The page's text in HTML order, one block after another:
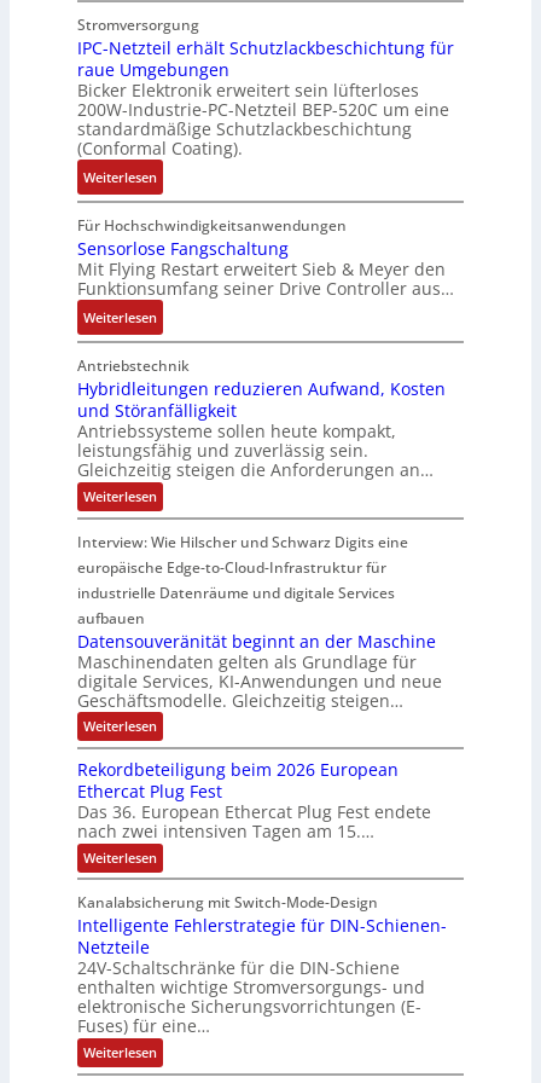
e
r
z
u
m
V
o
s
a
n
d
d
e
V
D
M
A
E
l
e
t
i
s
c
h
e
A
u
t
o
m
a
t
i
o
n
g
e
w
ä
h
l
i
n
d
i
e
P
r
o
d
u
k
i
o
n
s
a
n
a
l
y
s
u
n
g
f
ü
r
C
r
i
m
p
w
e
r
k
z
e
u
g
e
e
r
W
e
g
s
e
n
s
o
r
ü
b
e
r
w
a
c
h
t
t
h
r
m
c
h
e
G
e
ä
u
s
e
d
h
u
n
g
e
n
u
f
f
e
r
m
o
d
u
l
e
m
i
t
2
0
u
n
d
4
0
A
Stromversorgung
IPC-Netzteil erhält Schutzlackbeschichtung für
raue Umgebungen
Bicker Elektronik erweitert sein lüfterloses
200W-Industrie-PC-Netzteil BEP-520C um eine
standardmäßige Schutzlackbeschichtung
(Conformal Coating).
Weiterlesen:
I
P
C
N
e
t
z
t
e
i
l
e
r
h
ä
l
c
h
u
t
z
l
a
c
k
b
e
c
h
c
h
t
u
n
Für Hochschwindigkeitsanwendungen
Sensorlose Fangschaltung
Mit Flying Restart erweitert Sieb & Meyer den
Funktionsumfang seiner Drive Controller aus…
Weiterlesen:
S
e
n
s
o
r
l
o
s
e
F
a
g
s
c
h
a
l
t
u
n
g
Antriebstechnik
Hybridleitungen reduzieren Aufwand, Kosten
und Störanfälligkeit
Antriebssysteme sollen heute kompakt,
leistungsfähig und zuverlässig sein.
Gleichzeitig steigen die Anforderungen an…
Weiterlesen:
H
b
r
d
i
t
u
n
g
e
n
r
e
d
u
z
e
r
e
n
A
f
w
a
n
d
,
K
Interview: Wie Hilscher und Schwarz Digits eine
europäische Edge-to-Cloud-Infrastruktur für
industrielle Datenräume und digitale Services
aufbauen
Datensouveränität beginnt an der Maschine
Maschinendaten gelten als Grundlage für
digitale Services, KI-Anwendungen und neue
Geschäftsmodelle. Gleichzeitig steigen…
Weiterlesen:
D
t
e
n
s
o
u
v
r
ä
i
t
ä
t
b
e
g
Rekordbeteiligung beim 2026 European
Ethercat Plug Fest
Das 36. European Ethercat Plug Fest endete
nach zwei intensiven Tagen am 15.…
Weiterlesen:
R
k
o
b
e
t
e
i
l
i
Kanalabsicherung mit Switch-Mode-Design
Intelligente Fehlerstrategie für DIN-Schienen-
Netzteile
24V-Schaltschränke für die DIN-Schiene
enthalten wichtige Stromversorgungs- und
elektronische Sicherungsvorrichtungen (E-
Fuses) für eine…
Weiterlesen:
I